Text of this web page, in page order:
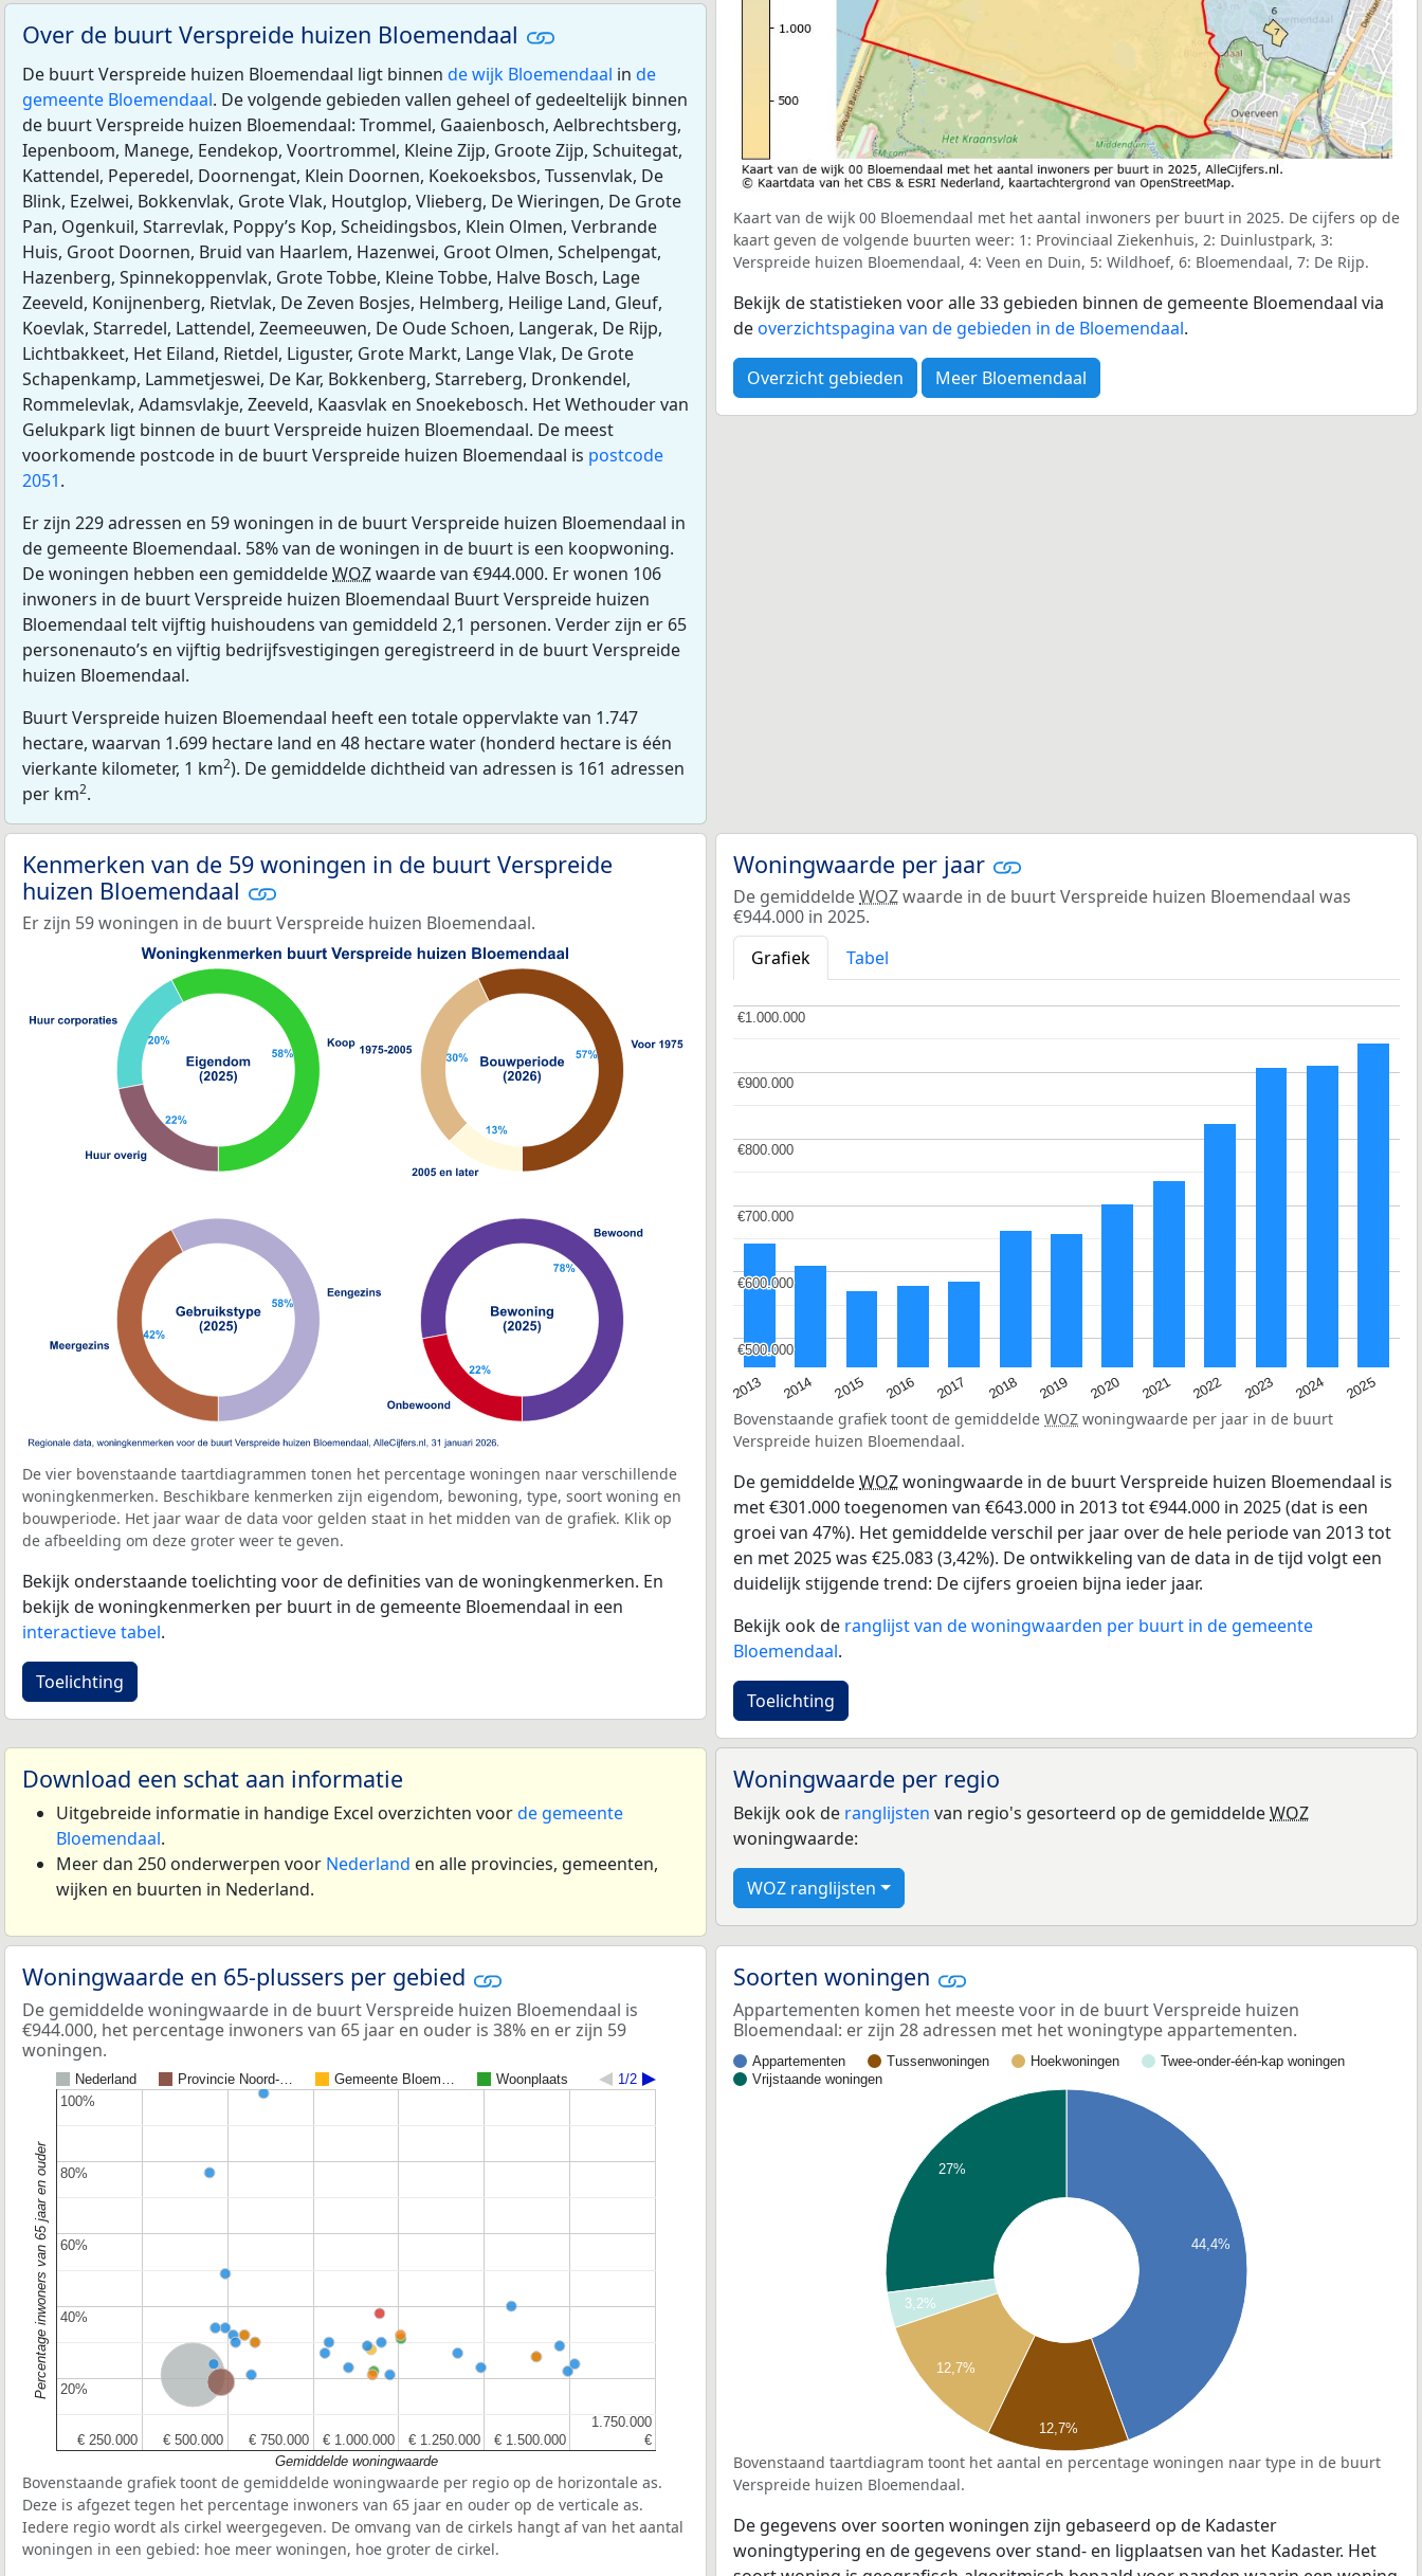
Over de buurt Verspreide huizen Bloemendaal
De buurt Verspreide huizen Bloemendaal ligt binnen de wijk Bloemendaal in de
gemeente Bloemendaal. De volgende gebieden vallen geheel of gedeeltelijk binnen
de buurt Verspreide huizen Bloemendaal: Trommel, Gaaienbosch, Aelbrechtsberg,
Iepenboom, Manege, Eendekop, Voortrommel, Kleine Zijp, Groote Zijp, Schuitegat,
Kattendel, Peperedel, Doornengat, Klein Doornen, Koekoeksbos, Tussenvlak, De
Blink, Ezelwei, Bokkenvlak, Grote Vlak, Houtglop, Vlieberg, De Wieringen, De Grote
Pan, Ogenkuil, Starrevlak, Poppy’s Kop, Scheidingsbos, Klein Olmen, Verbrande
Huis, Groot Doornen, Bruid van Haarlem, Hazenwei, Groot Olmen, Schelpengat,
Hazenberg, Spinnekoppenvlak, Grote Tobbe, Kleine Tobbe, Halve Bosch, Lage
Zeeveld, Konijnenberg, Rietvlak, De Zeven Bosjes, Helmberg, Heilige Land, Gleuf,
Koevlak, Starredel, Lattendel, Zeemeeuwen, De Oude Schoen, Langerak, De Rijp,
Lichtbakkeet, Het Eiland, Rietdel, Liguster, Grote Markt, Lange Vlak, De Grote
Schapenkamp, Lammetjeswei, De Kar, Bokkenberg, Starreberg, Dronkendel,
Rommelevlak, Adamsvlakje, Zeeveld, Kaasvlak en Snoekebosch. Het Wethouder van
Gelukpark ligt binnen de buurt Verspreide huizen Bloemendaal. De meest
voorkomende postcode in de buurt Verspreide huizen Bloemendaal is postcode
2051.
Er zijn 229 adressen en 59 woningen in de buurt Verspreide huizen Bloemendaal in
de gemeente Bloemendaal. 58% van de woningen in de buurt is een koopwoning.
De woningen hebben een gemiddeldeWOZwaarde van €944.000. Er wonen 106
inwoners in de buurt Verspreide huizen Bloemendaal Buurt Verspreide huizen
Bloemendaal telt vijftig huishoudens van gemiddeld 2,1 personen. Verder zijn er 65
personenauto’s en vijftig bedrijfsvestigingen geregistreerd in de buurt Verspreide
huizen Bloemendaal.
Buurt Verspreide huizen Bloemendaal heeft een totale oppervlakte van 1.747
hectare, waarvan 1.699 hectare land en 48 hectare water (honderd hectare is één
vierkante kilometer, 1 km2). De gemiddelde dichtheid van adressen is 161 adressen
per km2.
Kaart van de wijk 00 Bloemendaal met het aantal inwoners per buurt in 2025. De cijfers op de
kaart geven de volgende buurten weer: 1: Provinciaal Ziekenhuis, 2: Duinlustpark, 3:
Verspreide huizen Bloemendaal, 4: Veen en Duin, 5: Wildhoef, 6: Bloemendaal, 7: De Rijp.
Bekijk de statistieken voor alle 33 gebieden binnen de gemeente Bloemendaal via
deoverzichtspagina van de gebieden in de Bloemendaal.
Overzicht gebieden Meer Bloemendaal
Kenmerken van de 59 woningen in de buurt Verspreide
huizen Bloemendaal
Er zijn 59 woningen in de buurt Verspreide huizen Bloemendaal.
De vier bovenstaande taartdiagrammen tonen het percentage woningen naar verschillende
woningkenmerken. Beschikbare kenmerken zijn eigendom, bewoning, type, soort woning en
bouwperiode. Het jaar waar de data voor gelden staat in het midden van de grafiek. Klik op
de afbeelding om deze groter weer te geven.
Bekijk onderstaande toelichting voor de definities van de woningkenmerken. En
bekijk de woningkenmerken per buurt in de gemeente Bloemendaal in een
interactieve tabel.
Toelichting
Woningwaarde per jaar
De gemiddeldeWOZwaarde in de buurt Verspreide huizen Bloemendaal was
€944.000 in 2025.
Grafiek
Tabel
2013 2014 2015 2016 2017 2018 2019 2020 2021 2022 2023 2024 2025
€500.000
€500.000
€600.000
€600.000
€700.000
€700.000
€800.000
€800.000
€900.000
€900.000
€1.000.000
€1.000.000
Bovenstaande grafiek toont de gemiddelde WOZ woningwaarde per jaar in de buurt
Verspreide huizen Bloemendaal.
De gemiddeldeWOZwoningwaarde in de buurt Verspreide huizen Bloemendaal is
met €301.000 toegenomen van €643.000 in 2013 tot €944.000 in 2025 (dat is een
groei van 47%). Het gemiddelde verschil per jaar over de hele periode van 2013 tot
en met 2025 was €25.083 (3,42%). De ontwikkeling van de data in de tijd volgt een
duidelijk stijgende trend: De cijfers groeien bijna ieder jaar.
Bekijk ook de ranglijst van de woningwaarden per buurt in de gemeente
Bloemendaal.
Toelichting
Download een schat aan informatie
Uitgebreide informatie in handige Excel overzichten voorde gemeente
Bloemendaal.
Meer dan 250 onderwerpen voor Nederland en alle provincies, gemeenten,
wijken en buurten in Nederland.
Woningwaarde per regio
Bekijk ook de ranglijsten van regio's gesorteerd op de gemiddeldeWOZ
woningwaarde:
WOZ ranglijsten
Woningwaarde en 65-plussers per gebied
De gemiddelde woningwaarde in de buurt Verspreide huizen Bloemendaal is
€944.000, het percentage inwoners van 65 jaar en ouder is 38% en er zijn 59
woningen.
Nederland Provincie Noord-… Gemeente Bloem… Woonplaats 1/2
Nederland
Provincie Noord-Holland
€ 250.000
€ 250.000 € 500.000
€ 500.000 € 750.000
€ 750.000 € 1.000.000
€ 1.000.000 € 1.250.000
€ 1.250.000 € 1.500.000
€ 1.500.000 €
€
1.750.000
1.750.000
20%
20%
40%
40%
60%
60%
80%
80%
100%
100%
Gemiddelde woningwaarde
Percentage inwoners van 65 jaar en ouder
Bovenstaande grafiek toont de gemiddelde woningwaarde per regio op de horizontale as.
Deze is afgezet tegen het percentage inwoners van 65 jaar en ouder op de verticale as.
Iedere regio wordt als cirkel weergegeven. De omvang van de cirkels hangt af van het aantal
woningen in een gebied: hoe meer woningen, hoe groter de cirkel.
Soorten woningen
Appartementen komen het meeste voor in de buurt Verspreide huizen
Bloemendaal: er zijn 28 adressen met het woningtype appartementen.
Appartementen Tussenwoningen Hoekwoningen
Twee-onder-één-kap woningen
Vrijstaande woningen
44,4%
27%
3,2%
12,7%
12,7%
Bovenstaand taartdiagram toont het aantal en percentage woningen naar type in de buurt
Verspreide huizen Bloemendaal.
De gegevens over soorten woningen zijn gebaseerd op de Kadaster
woningtypering en de gegevens over stand- en ligplaatsen van het Kadaster. Het